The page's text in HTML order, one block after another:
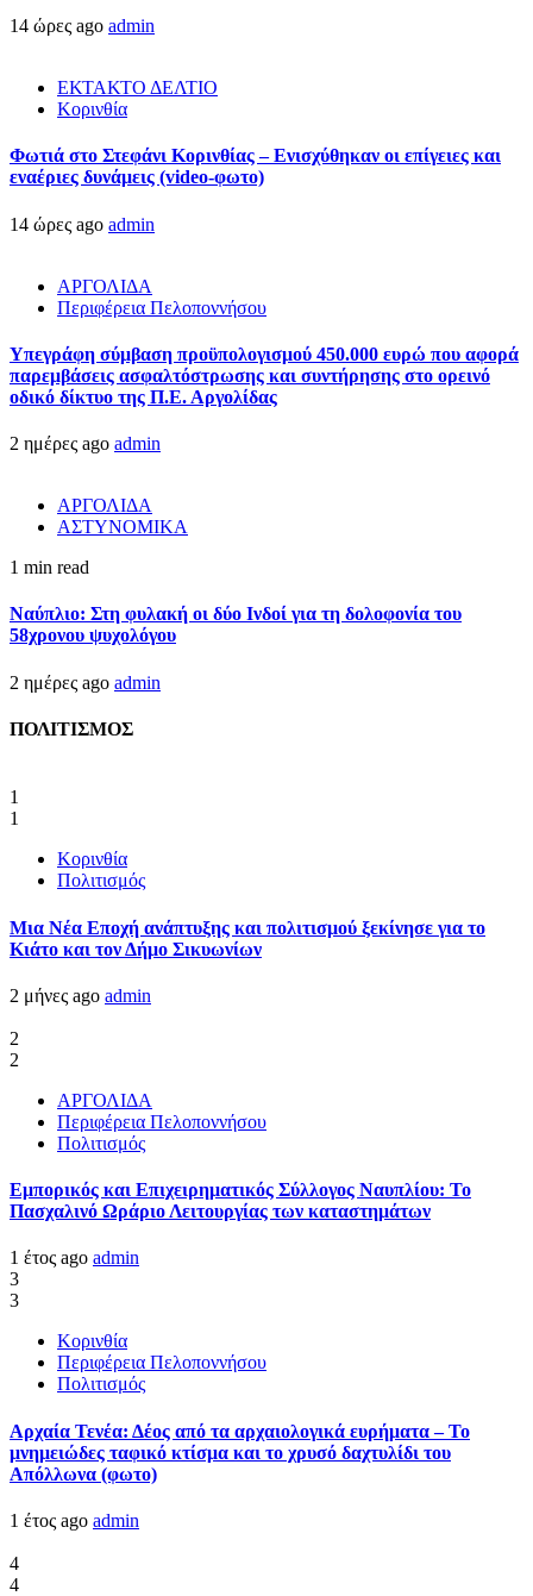
14 ώρες ago admin
ΕΚΤΑΚΤΟ ΔΕΛΤΙΟ
Κορινθία
Φωτιά στο Στεφάνι Κορινθίας – Ενισχύθηκαν οι επίγειες και
εναέριες δυνάμεις (video-φωτο)
14 ώρες ago admin
ΑΡΓΟΛΙΔΑ
Περιφέρεια Πελοποννήσου
Υπεγράφη σύμβαση προϋπολογισμού 450.000 ευρώ που αφορά
παρεμβάσεις ασφαλτόστρωσης και συντήρησης στο ορεινό
οδικό δίκτυο της Π.Ε. Αργολίδας
2 ημέρες ago admin
ΑΡΓΟΛΙΔΑ
ΑΣΤΥΝΟΜΙΚΑ
1 min read
Ναύπλιο: Στη φυλακή οι δύο Ινδοί για τη δολοφονία του
58χρονου ψυχολόγου
2 ημέρες ago admin
ΠΟΛΙΤΙΣΜΟΣ
1
1
Κορινθία
Πολιτισμός
Μια Νέα Εποχή ανάπτυξης και πολιτισμού ξεκίνησε για το
Κιάτο και τον Δήμο Σικυωνίων
2 μήνες ago admin
2
2
ΑΡΓΟΛΙΔΑ
Περιφέρεια Πελοποννήσου
Πολιτισμός
Εμπορικός και Επιχειρηματικός Σύλλογος Ναυπλίου: Το
Πασχαλινό Ωράριο Λειτουργίας των καταστημάτων
1 έτος ago admin
3
3
Κορινθία
Περιφέρεια Πελοποννήσου
Πολιτισμός
Αρχαία Τενέα: Δέος από τα αρχαιολογικά ευρήματα – Το
μνημειώδες ταφικό κτίσμα και το χρυσό δαχτυλίδι του
Απόλλωνα (φωτο)
1 έτος ago admin
4
4